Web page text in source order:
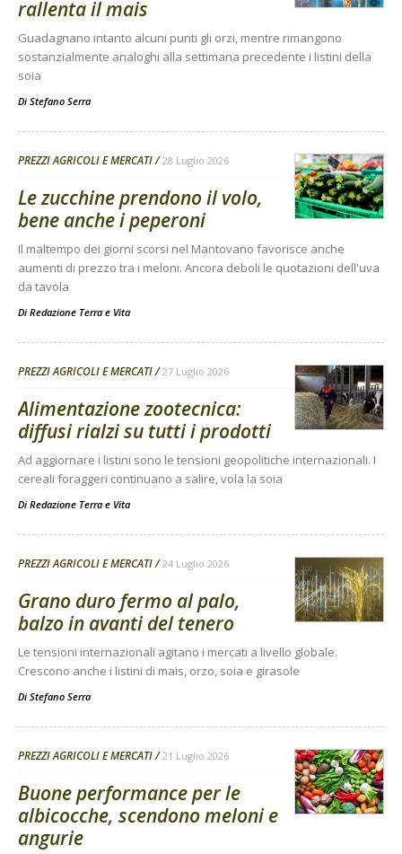
rallenta il mais
Guadagnano intanto alcuni punti gli orzi, mentre rimangono
sostanzialmente analoghi alla settimana precedente i listini della
soia
Di Stefano Serra
PREZZI AGRICOLI E MERCATI 28 Luglio 2026
Le zucchine prendono il volo,
bene anche i peperoni
Il maltempo dei giorni scorsi nel Mantovano favorisce anche
aumenti di prezzo tra i meloni. Ancora deboli le quotazioni dell'uva
da tavola
Di Redazione Terra e Vita
PREZZI AGRICOLI E MERCATI 27 Luglio 2026
Alimentazione zootecnica:
diffusi rialzi su tutti i prodotti
Ad aggiornare i listini sono le tensioni geopolitiche internazionali. I
cereali foraggeri continuano a salire, vola la soia
Di Redazione Terra e Vita
PREZZI AGRICOLI E MERCATI 24 Luglio 2026
Grano duro fermo al palo,
balzo in avanti del tenero
Le tensioni internazionali agitano i mercati a livello globale.
Crescono anche i listini di mais, orzo, soia e girasole
Di Stefano Serra
PREZZI AGRICOLI E MERCATI 21 Luglio 2026
Buone performance per le
albicocche, scendono meloni e
angurie